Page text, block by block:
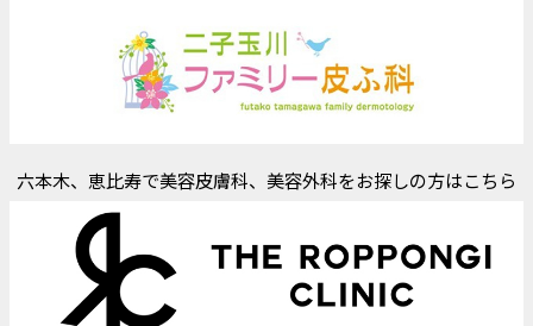
六本木、恵比寿で美容皮膚科、美容外科をお探しの方はこちら